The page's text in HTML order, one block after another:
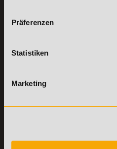
Präferenzen
Statistiken
Marketing